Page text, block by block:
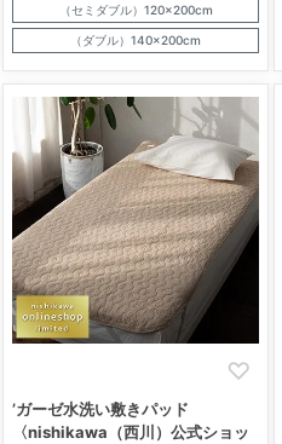
（セミダブル）120×200cm
（ダブル）140×200cm
’ガーゼ水洗い敷きパッド
〈nishikawa（西川）公式ショッ